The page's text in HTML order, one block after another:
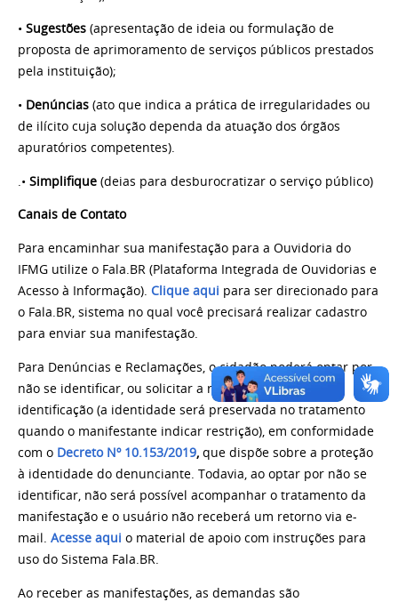
• Sugestões (apresentação de ideia ou formulação de
proposta de aprimoramento de serviços públicos prestados
pela instituição);
• Denúncias (ato que indica a prática de irregularidades ou
de ilícito cuja solução dependa da atuação dos órgãos
apuratórios competentes).
.• Simplifique (deias para desburocratizar o serviço público)
Canais de Contato
Para encaminhar sua manifestação para a Ouvidoria do
IFMG utilize o Fala.BR (Plataforma Integrada de Ouvidorias e
Acesso à Informação). Clique aqui para ser direcionado para
o Fala.BR, sistema no qual você precisará realizar cadastro
para enviar sua manifestação.
Para Denúncias e Reclamações, o cidadão poderá optar por
não se identificar, ou solicitar a restrição de sua
identificação (a identidade será preservada no tratamento
quando o manifestante indicar restrição), em conformidade
com o Decreto Nº 10.153/2019, que dispõe sobre a proteção
à identidade do denunciante. Todavia, ao optar por não se
identificar, não será possível acompanhar o tratamento da
manifestação e o usuário não receberá um retorno via e-
mail. Acesse aqui o material de apoio com instruções para
uso do Sistema Fala.BR.
Ao receber as manifestações, as demandas são